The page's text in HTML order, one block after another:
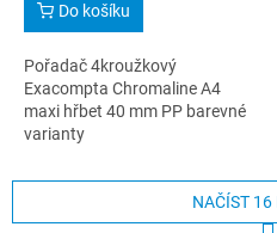
Do košíku
Pořadač 4kroužkový
Exacompta Chromaline A4
maxi hřbet 40 mm PP barevné
varianty
NAČÍST 16